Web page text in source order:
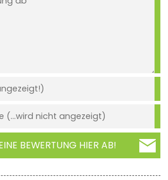
BEWERTUNG HIER AB!